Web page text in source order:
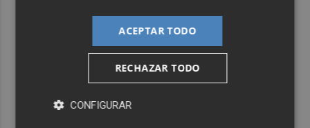
ACEPTAR TODO
RECHAZAR TODO
CONFIGURAR